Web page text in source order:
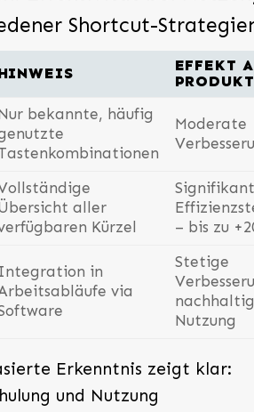
Shortcut-
EFFEKT
bekannte, häufig
Moderate
aller
Kürzel
– bis zu
in
via
Stetige
Nutzung
Erkenntnis zeigt klar:
und Nutzung